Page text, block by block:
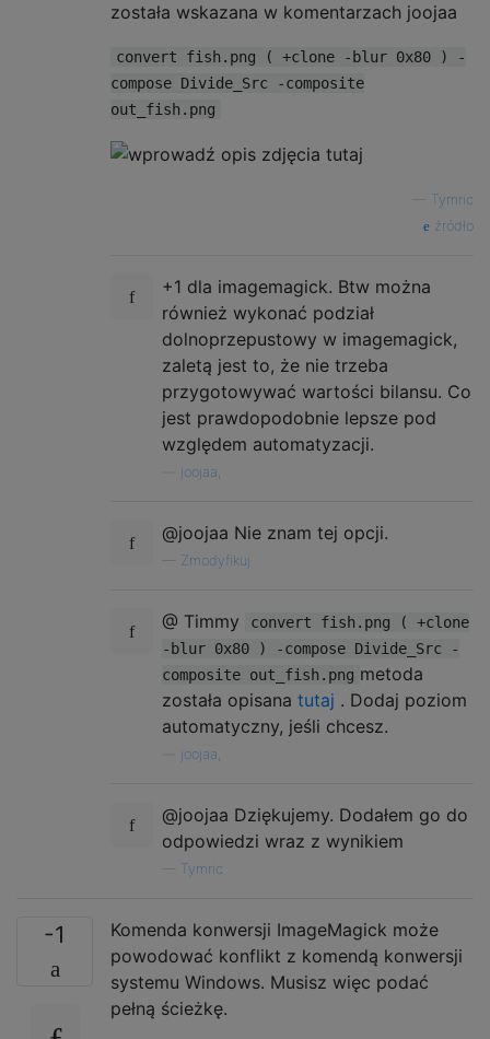
została wskazana w komentarzach joojaa
convert fish.png ( +clone -blur 0x80 ) -
compose Divide_Src -composite
out_fish.png
Tymric
źródło
+1 dla imagemagick. Btw można
również wykonać podział
dolnoprzepustowy w imagemagick,
zaletą jest to, że nie trzeba
przygotowywać wartości bilansu. Co
jest prawdopodobnie lepsze pod
względem automatyzacji.
joojaa,
@joojaa Nie znam tej opcji.
Zmodyfikuj
@ Timmy
convert fish.png ( +clone
-blur 0x80 ) -compose Divide_Src -
composite out_fish.png metoda
została opisana tutaj . Dodaj poziom
automatyczny, jeśli chcesz.
joojaa,
@joojaa Dziękujemy. Dodałem go do
odpowiedzi wraz z wynikiem
Tymric
-1
Komenda konwersji ImageMagick może
powodować konflikt z komendą konwersji
systemu Windows. Musisz więc podać
pełną ścieżkę.